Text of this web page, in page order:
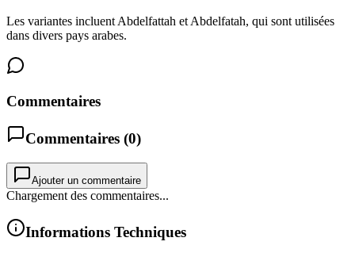
Les variantes incluent Abdelfattah et Abdelfatah, qui sont utilisées
dans divers pays arabes.
Commentaires
Commentaires (0)
Ajouter un commentaire
Chargement des commentaires...
Informations Techniques